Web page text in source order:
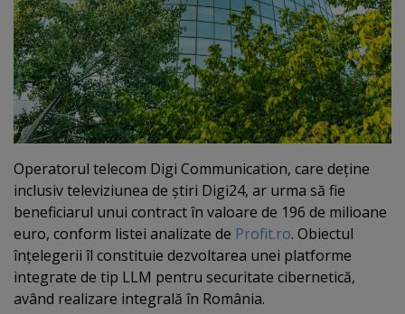
Operatorul telecom Digi Communication, care deţine
inclusiv televiziunea de ştiri Digi24, ar urma să fie
beneficiarul unui contract în valoare de 196 de milioane
euro, conform listei analizate de Profit.ro. Obiectul
înţelegerii îl constituie dezvoltarea unei platforme
integrate de tip LLM pentru securitate cibernetică,
având realizare integrală în România.